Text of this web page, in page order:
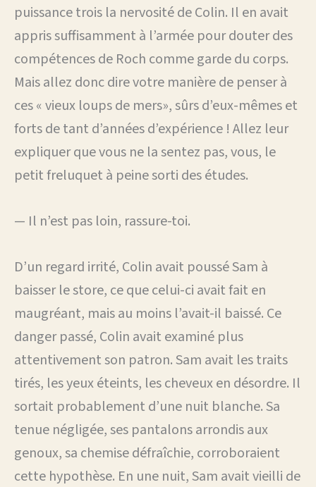
puissance trois la nervosité de Colin. Il en avait
appris suffisamment à l’armée pour douter des
compétences de Roch comme garde du corps.
Mais allez donc dire votre manière de penser à
ces « vieux loups de mers», sûrs d’eux-mêmes et
forts de tant d’années d’expérience ! Allez leur
expliquer que vous ne la sentez pas, vous, le
petit freluquet à peine sorti des études.
— Il n’est pas loin, rassure-toi.
D’un regard irrité, Colin avait poussé Sam à
baisser le store, ce que celui-ci avait fait en
maugréant, mais au moins l’avait-il baissé. Ce
danger passé, Colin avait examiné plus
attentivement son patron. Sam avait les traits
tirés, les yeux éteints, les cheveux en désordre. Il
sortait probablement d’une nuit blanche. Sa
tenue négligée, ses pantalons arrondis aux
genoux, sa chemise défraîchie, corroboraient
cette hypothèse. En une nuit, Sam avait vieilli de